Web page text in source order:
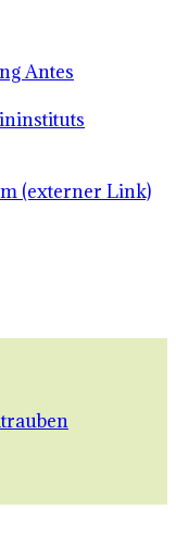
Antes
(externer Link)